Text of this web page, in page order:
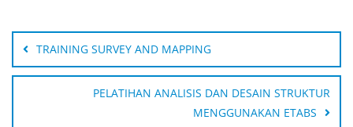
Post
navigation
TRAINING SURVEY AND MAPPING
PELATIHAN ANALISIS DAN DESAIN STRUKTUR
MENGGUNAKAN ETABS